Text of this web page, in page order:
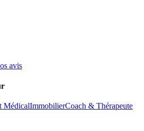
avis
MédicalImmobilierCoach & Thérapeute